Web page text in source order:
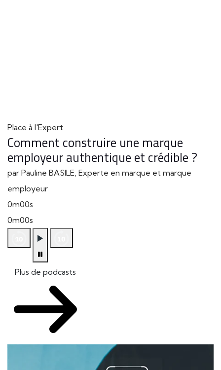
Place à l'Expert
Comment construire une marque
employeur authentique et crédible ?
par Pauline BASILE, Experte en marque et marque
employeur
0m00s
0m00s
Plus de podcasts